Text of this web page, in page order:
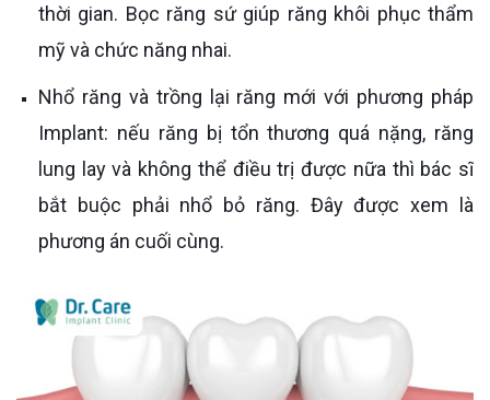
thời gian. Bọc răng sứ giúp răng khôi phục thẩm
mỹ và chức năng nhai.
Nhổ răng và trồng lại răng mới với phương pháp
Implant: nếu răng bị tổn thương quá nặng, răng
lung lay và không thể điều trị được nữa thì bác sĩ
bắt buộc phải nhổ bỏ răng. Đây được xem là
phương án cuối cùng.